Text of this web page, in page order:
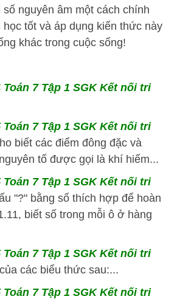
nguyên âm một cách chính
tốt và áp dụng kiến thức này
khác trong cuộc sống!
7 Tập 1 SGK Kết nối tri
7 Tập 1 SGK Kết nối tri
biết các điểm đông đặc và
tố được gọi là khí hiếm...
7 Tập 1 SGK Kết nối tri
"?" bằng số thích hợp để hoàn
biết số trong mỗi ô ở hàng
7 Tập 1 SGK Kết nối tri
các biểu thức sau:...
7 Tập 1 SGK Kết nối tri